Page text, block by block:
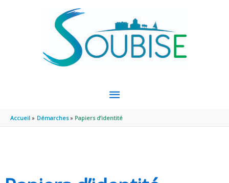
MENU
PRINCIPAL
Accueil Démarches Papiers d’identité